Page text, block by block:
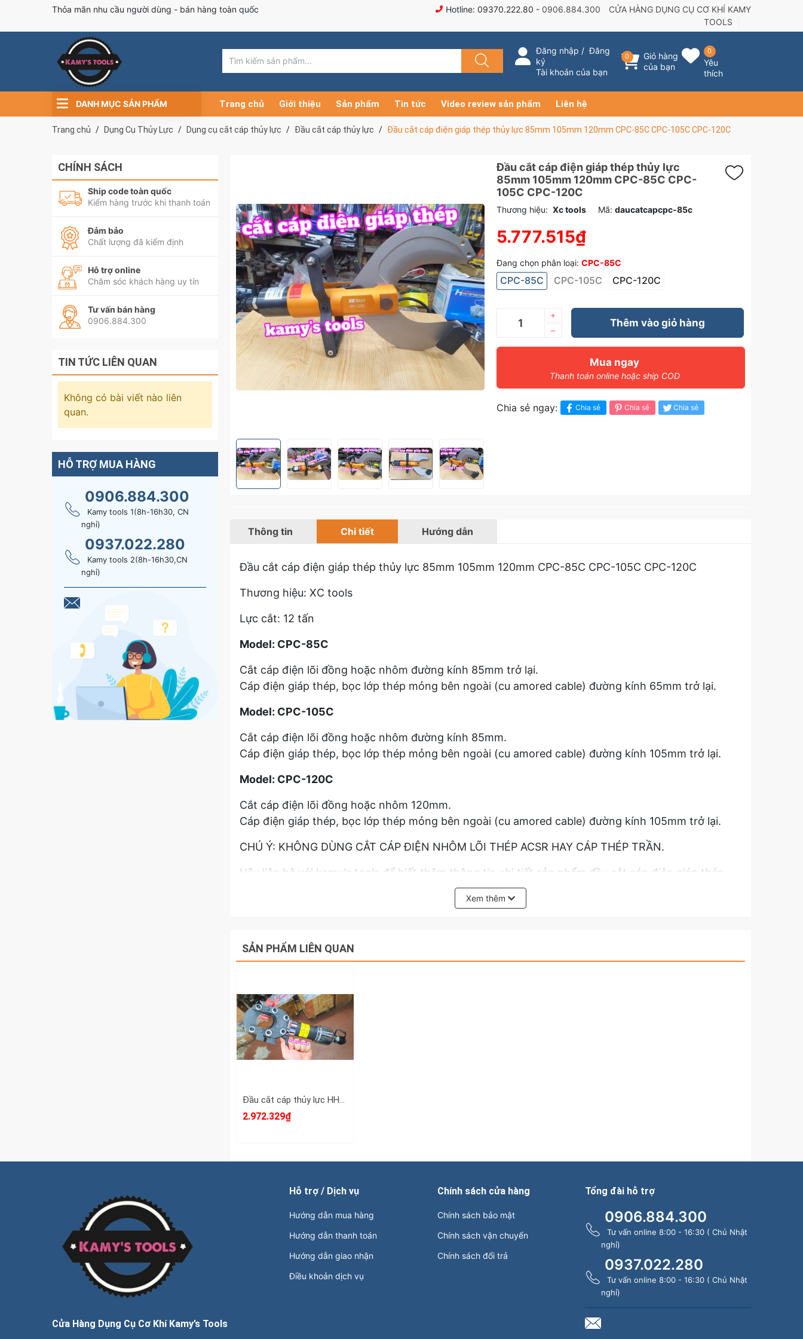
Thỏa mãn nhu cầu người dùng - bán hàng toàn quốc Hotline: 09370.222.80 - 0906.884.300
CỬA HÀNG DỤNG CỤ CƠ KHÍ KAMY
TOOLS
Đăng nhập /Đăng
ký
Tài khoản của bạn
0
Giỏ hàng
của bạn
0
Yêu
thích
DANH MỤC SẢN PHẨM Trang chủ Giới thiệu Sản phẩm Tin tức Video review sản phẩm Liên hệ
Trang chủ Dụng Cụ Thủy Lực Dụng cụ cắt cáp thủy lực Đầu cắt cáp thủy lực Đầu cắt cáp điện giáp thép thủy lực 85mm 105mm 120mm CPC-85C CPC-105C CPC-120C
Đầu cắt cáp điện giáp thép thủy lực
85mm 105mm 120mm CPC-85C CPC-
105C CPC-120C
Thương hiệu: Xc tools Mã: daucatcapcpc-85c
5.777.515₫
Đang chọn phân loại: CPC-85C
CPC-85C CPC-105C CPC-120C
–
+
Thêm vào giỏ hàng
Mua ngay
Thanh toán online hoặc ship COD
Chia sẻ ngay: Chia sẻ Chia sẻ Chia sẻ
Thông tin Chi tiết Hướng dẫn
Đầu cắt cáp điện giáp thép thủy lực 85mm 105mm 120mm CPC-85C CPC-105C CPC-120C
Thương hiệu: XC tools
Lực cắt: 12 tấn
Model: CPC-85C
Cắt cáp điện lõi đồng hoặc nhôm đường kính 85mm trở lại.
Cáp điện giáp thép, bọc lớp thép mỏng bên ngoài (cu amored cable) đường kính 65mm trở lại.
Model: CPC-105C
Cắt cáp điện lõi đồng hoặc nhôm đường kính 85mm.
Cáp điện giáp thép, bọc lớp thép mỏng bên ngoài (cu amored cable) đường kính 105mm trở lại.
Model: CPC-120C
Cắt cáp điện lõi đồng hoặc nhôm 120mm.
Cáp điện giáp thép, bọc lớp thép mỏng bên ngoài (cu amored cable) đường kính 105mm trở lại.
CHÚ Ý: KHÔNG DÙNG CẮT CÁP ĐIỆN NHÔM LÕI THÉP ACSR HAY CÁP THÉP TRẦN.
Hãy liên hệ với kamy's tools để biết thêm thông tin chi tiết sản phẩm đầu cắt cáp điện giáp thép
thủy lực 85mm 105mm 120mm CPC-85C CPC-105C CPC-120C.
Xem thêm
SẢN PHẨM LIÊN QUAN
Đầu cắt cáp thủy lực HHD-40F TLP 5 tấn cắt đồng nhôm 40mm trở lại
2.972.329₫
CHÍNH SÁCH
Ship code toàn quốc
Kiểm hàng trước khi thanh toán
Đảm bảo
Chất lượng đã kiểm định
Hỗ trợ online
Chăm sóc khách hàng uy tín
Tư vấn bán hàng
0906.884.300
TIN TỨC LIÊN QUAN
Không có bài viết nào liên
quan.
HỖ TRỢ MUA HÀNG
0906.884.300
Kamy tools 1(8h-16h30, CN
nghỉ)
0937.022.280
Kamy tools 2(8h-16h30,CN
nghỉ)
Cửa Hàng Dụng Cụ Cơ Khí Kamy’s Tools
Hỗ trợ / Dịch vụ
Hướng dẫn mua hàng
Hướng dẫn thanh toán
Hướng dẫn giao nhận
Điều khoản dịch vụ
Chính sách cửa hàng
Chính sách bảo mật
Chính sách vận chuyển
Chính sách đổi trả
Tổng đài hỗ trợ
0906.884.300
Tư vấn online 8:00 - 16:30 ( Chủ Nhật
nghỉ)
0937.022.280
Tư vấn online 8:00 - 16:30 ( Chủ Nhật
nghỉ)